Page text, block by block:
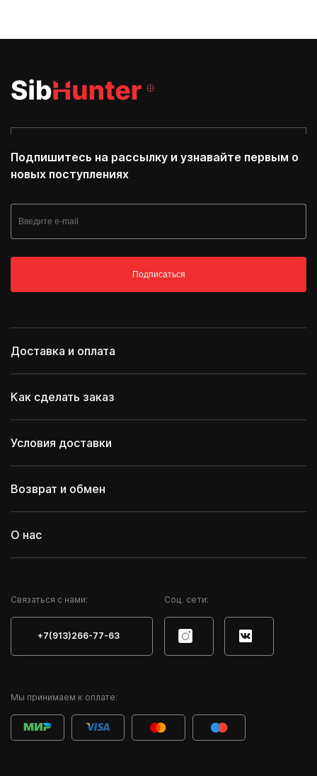
Подпишитесь на рассылку и узнавайте первым о
новых поступлениях
Подписаться
Доставка и оплата
Как сделать заказ
Условия доставки
Возврат и обмен
О нас
Мы принимаем к оплате:
Cвязаться с нами:
+7(913)266-77-63
Соц. сети: